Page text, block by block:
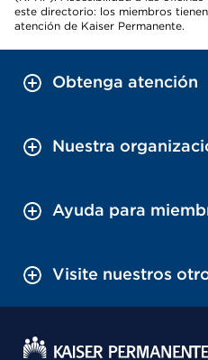
este directorio: los miembros
atención de Kaiser Permanente.
Obtenga atención
Nuestra
Ayuda para
Visite nuestros